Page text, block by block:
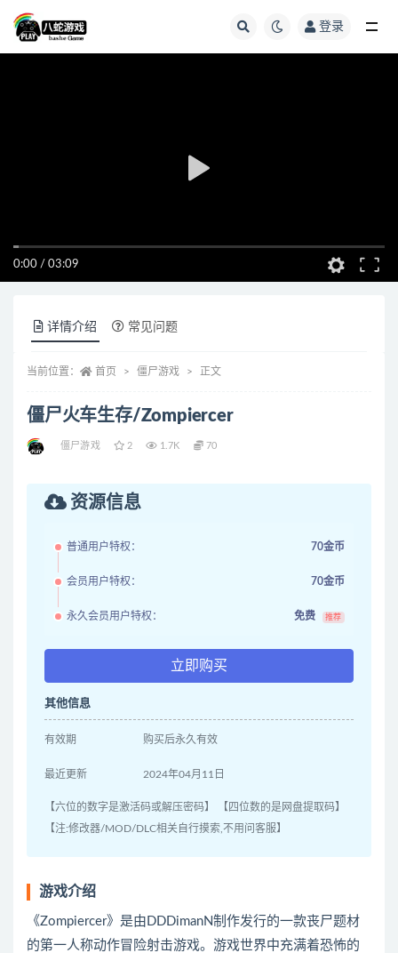
登录
0:00 / 03:09
详情介绍 常见问题
当前位置： 首页 僵尸游戏 正文
僵尸火车生存/Zompiercer
僵尸游戏 2 1.7K 70
资源信息
普通用户特权： 70金币
会员用户特权： 70金币
永久会员用户特权： 免费 推荐
立即购买
其他信息
有效期 购买后永久有效
最近更新 2024年04月11日
【六位的数字是激活码或解压密码】 【四位数的是网盘提取码】
【注:修改器/MOD/DLC相关自行摸索,不用问客服】
游戏介绍
《Zompiercer》是由DDDimanN制作发行的一款丧尸题材
的第一人称动作冒险射击游戏。游戏世界中充满着恐怖的